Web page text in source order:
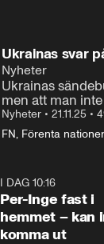
Ukrainas svar
Nyheter
Ukrainas
men att man
Nyheter • 21.11.25 •
FN, Förenta
I DAG 10:16
Per-Inge fast i
hemmet – kan
komma ut